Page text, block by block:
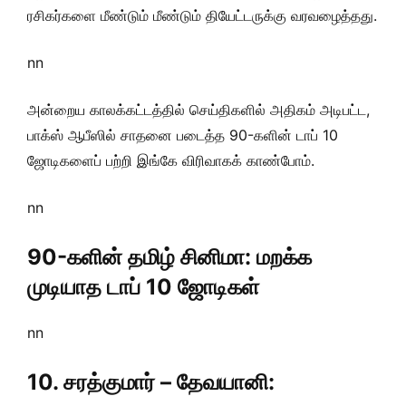
ரசிகர்களை மீண்டும் மீண்டும் தியேட்டருக்கு வரவழைத்தது.
nn
அன்றைய காலக்கட்டத்தில் செய்திகளில் அதிகம் அடிபட்ட,
பாக்ஸ் ஆபீஸில் சாதனை படைத்த 90-களின் டாப் 10
ஜோடிகளைப் பற்றி இங்கே விரிவாகக் காண்போம்.
nn
90-களின் தமிழ் சினிமா: மறக்க
முடியாத டாப் 10 ஜோடிகள்
nn
10. சரத்குமார் – தேவயானி: